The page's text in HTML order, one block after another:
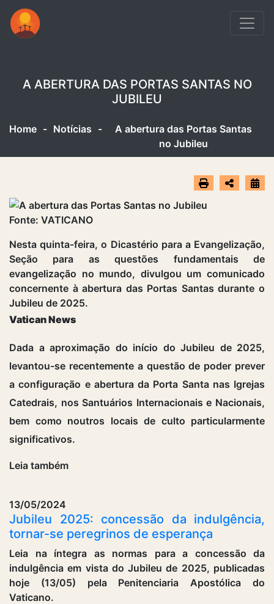
A ABERTURA DAS PORTAS SANTAS NO
JUBILEU
Home - Notícias -
A abertura das Portas Santas
no Jubileu
Fonte: VATICANO
Nesta quinta-feira, o Dicastério para a Evangelização,
Seção para as questões fundamentais de
evangelização no mundo, divulgou um comunicado
concernente à abertura das Portas Santas durante o
Jubileu de 2025.
Vatican News
Dada a aproximação do início do Jubileu de 2025,
levantou-se recentemente a questão de poder prever
a configuração e abertura da Porta Santa nas Igrejas
Catedrais, nos Santuários Internacionais e Nacionais,
bem como noutros locais de culto particularmente
significativos.
Leia também
13/05/2024
Jubileu 2025: concessão da indulgência,
tornar-se peregrinos de esperança
Leia na íntegra as normas para a concessão da
indulgência em vista do Jubileu de 2025, publicadas
hoje (13/05) pela Penitenciaria Apostólica do
Vaticano.